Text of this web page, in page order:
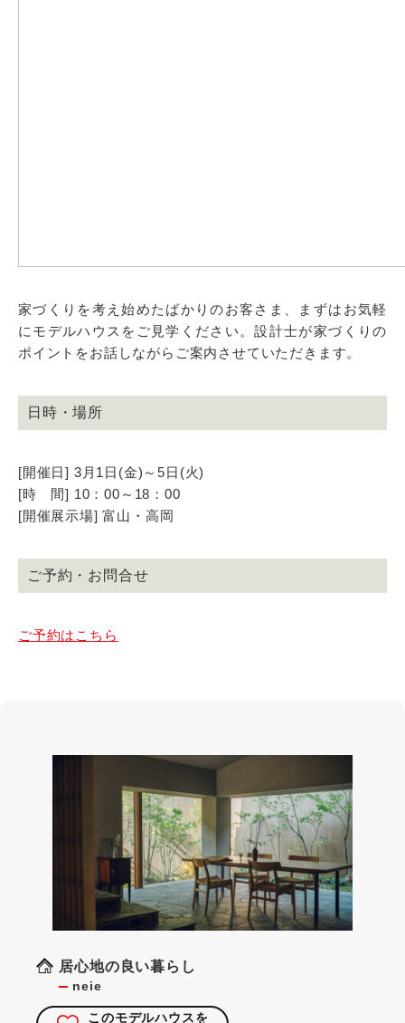
家づくりを考え始めたばかりのお客さま、まずはお気軽
にモデルハウスをご見学ください。設計士が家づくりの
ポイントをお話しながらご案内させていただきます。
日時・場所
[開催日] 3月1日(金)～5日(火)
[時 間] 10：00～18：00
[開催展示場] 富山・高岡
ご予約・お問合せ
ご予約はこちら
居心地の良い暮らし
neie
このモデルハウスを